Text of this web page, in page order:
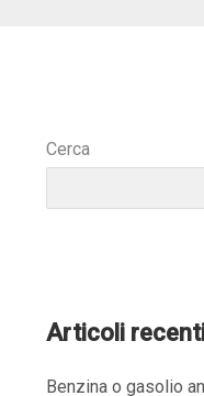
Cerca
Articoli
Benzina o gasolio